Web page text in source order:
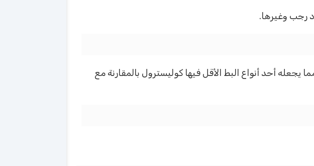
رجب وغيرها.
أحد أنواع البط الأقل فيها كوليسترول بالمقارنة مع